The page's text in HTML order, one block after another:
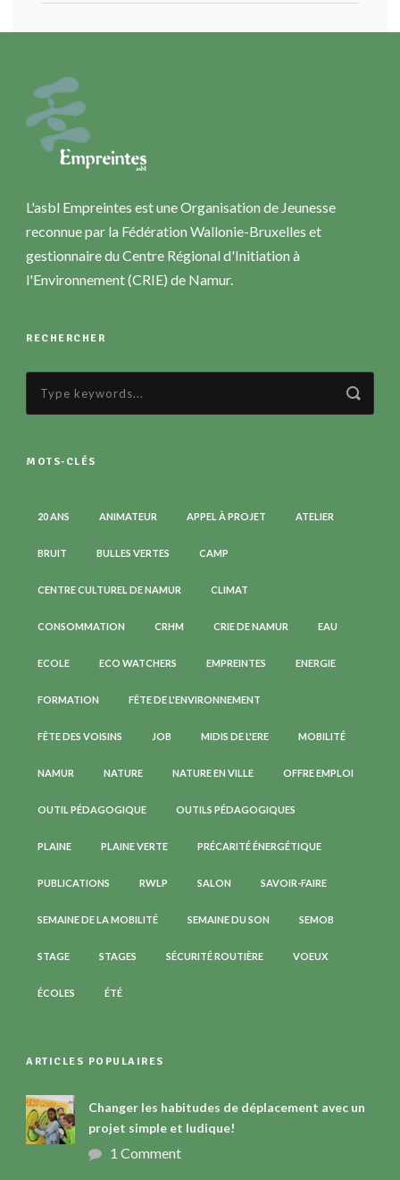
L'asbl Empreintes est une Organisation de Jeunesse
reconnue par la Fédération Wallonie-Bruxelles et
gestionnaire du Centre Régional d'Initiation à
l'Environnement (CRIE) de Namur.
RECHERCHER
MOTS-CLÉS
20 ANS ANIMATEUR APPEL À PROJET ATELIER
BRUIT BULLES VERTES CAMP
CENTRE CULTUREL DE NAMUR CLIMAT
CONSOMMATION CRHM CRIE DE NAMUR EAU
ECOLE ECO WATCHERS EMPREINTES ENERGIE
FORMATION FÊTE DE L'ENVIRONNEMENT
FÊTE DES VOISINS JOB MIDIS DE L'ERE MOBILITÉ
NAMUR NATURE NATURE EN VILLE OFFRE EMPLOI
OUTIL PÉDAGOGIQUE OUTILS PÉDAGOGIQUES
PLAINE PLAINE VERTE PRÉCARITÉ ÉNERGÉTIQUE
PUBLICATIONS RWLP SALON SAVOIR-FAIRE
SEMAINE DE LA MOBILITÉ SEMAINE DU SON SEMOB
STAGE STAGES SÉCURITÉ ROUTIÈRE VOEUX
ÉCOLES ÉTÉ
ARTICLES POPULAIRES
Changer les habitudes de déplacement avec un
projet simple et ludique!
1 Comment